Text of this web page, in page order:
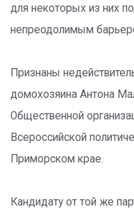
для некоторых из них
непреодолимым
Признаны
домохозяина Антона
Общественной
Всероссийской
Приморском крае.
Кандидату от той же